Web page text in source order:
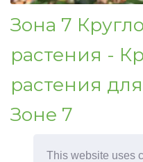
This website uses
Зона 7
растения -
растения
Зоне 7